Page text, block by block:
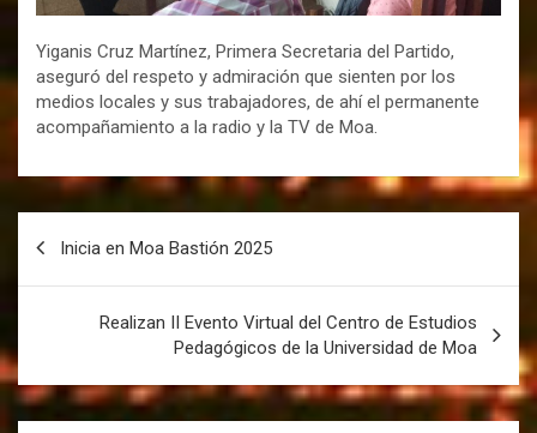
Yiganis Cruz Martínez, Primera Secretaria del Partido,
aseguró del respeto y admiración que sienten por los
medios locales y sus trabajadores, de ahí el permanente
acompañamiento a la radio y la TV de Moa.
Inicia en Moa Bastión 2025
Realizan II Evento Virtual del Centro de Estudios
Pedagógicos de la Universidad de Moa